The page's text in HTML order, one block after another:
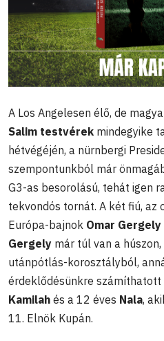
A Los Angelesen élő, de
Salim testvérek mindegyike
hétvégéjén, a nürnbergi
szempontunkból már
G3-as besorolású, tehát igen
tekvondós tornát. A két fiú, az
Európa-bajnok Omar Gergely
Gergely már túl van a
utánpótlás-korosztályból,
érdeklődésünkre számíthatott
Kamilah és a 12 éves Nala,
11. Elnök Kupán.